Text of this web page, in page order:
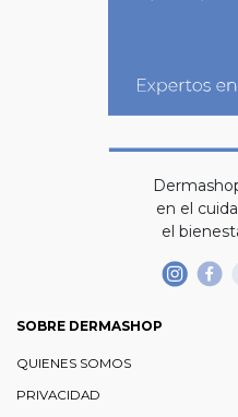
en el
el
SOBRE DERMASHOP
QUIENES SOMOS
PRIVACIDAD